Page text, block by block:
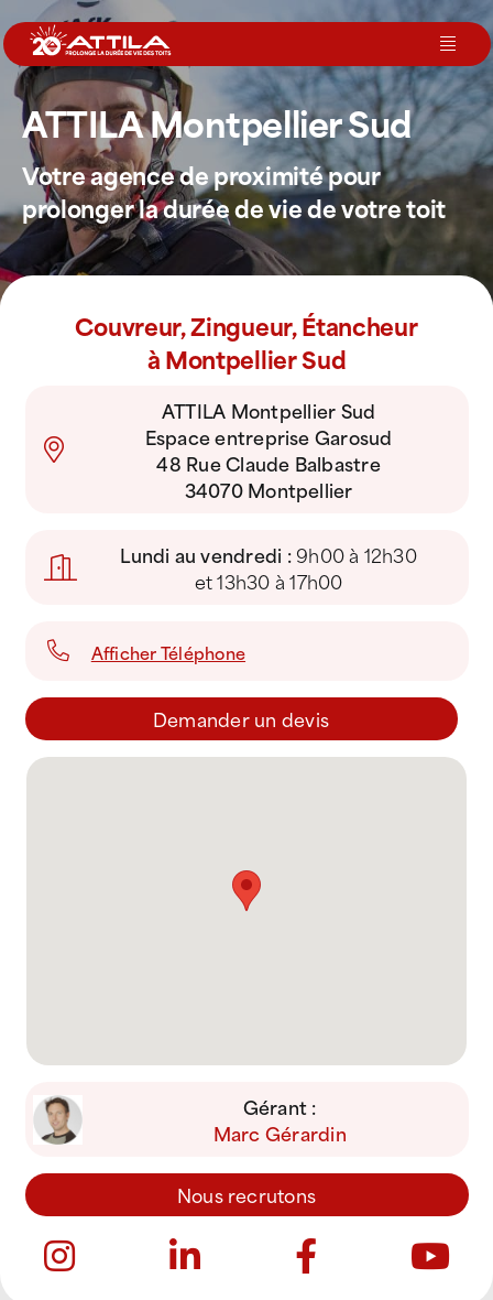
Passer
au
contenu
Le groupe
Nos services
Nos agences
Votre toit
Devenir Franchisé
ATTILA Montpellier Sud
Votre agence de proximité pour
prolonger la durée de vie de votre toit
Couvreur, Zingueur, Étancheur
à Montpellier Sud
ATTILA Montpellier Sud
Espace entreprise Garosud
48 Rue Claude Balbastre
34070 Montpellier
Lundi au vendredi :9h00 à 12h30
et 13h30 à 17h00
Afficher Téléphone
Demander un devis
Gérant :
Marc Gérardin
Nous recrutons